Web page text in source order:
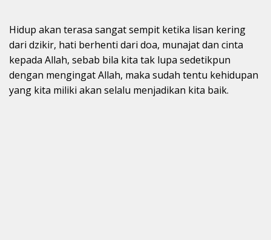
Hidup akan terasa sangat sempit ketika lisan kering
dari dzikir, hati berhenti dari doa, munajat dan cinta
kepada Allah, sebab bila kita tak lupa sedetikpun
dengan mengingat Allah, maka sudah tentu kehidupan
yang kita miliki akan selalu menjadikan kita baik.